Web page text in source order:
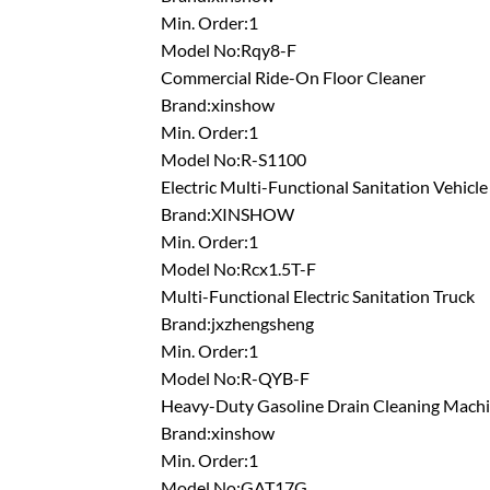
Min. Order:1
Model No:Rqy8-F
Commercial Ride-On Floor Cleaner
Brand:xinshow
Min. Order:1
Model No:R-S1100
Electric Multi-Functional Sanitation Vehicle
Brand:XINSHOW
Min. Order:1
Model No:Rcx1.5T-F
Multi-Functional Electric Sanitation Truck
Brand:jxzhengsheng
Min. Order:1
Model No:R-QYB-F
Heavy-Duty Gasoline Drain Cleaning
Brand:xinshow
Min. Order:1